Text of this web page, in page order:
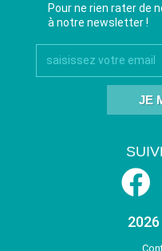
Pour ne rien rater de
à notre newsletter !
JE